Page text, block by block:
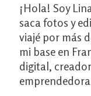
¡Hola! Soy
saca fotos y
viajé por más
mi base en
digital,